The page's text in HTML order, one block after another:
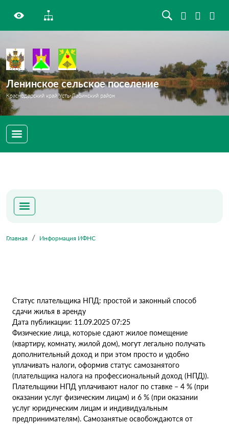
Ленинское сельское поселение
Краснодарский край Усть-Лабинский район
Главная Информация ИФНС
Статус плательщика НПД: простой и законный способ
сдачи жилья в аренду
Дата публикации: 11.09.2025 07:25
Физические лица, которые сдают жилое помещение
(квартиру, комнату, жилой дом), могут легально получать
дополнительный доход и при этом просто и удобно
уплачивать налоги, оформив статус самозанятого
(плательщика налога на профессиональный доход (НПД)).
Плательщики НПД уплачивают налог по ставке – 4 % (при
оказании услуг физическим лицам) и 6 % (при оказании
услуг юридическим лицам и индивидуальным
предпринимателям). Самозанятые освобождаются от